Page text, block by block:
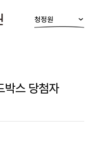
청정원
박스 당첨자